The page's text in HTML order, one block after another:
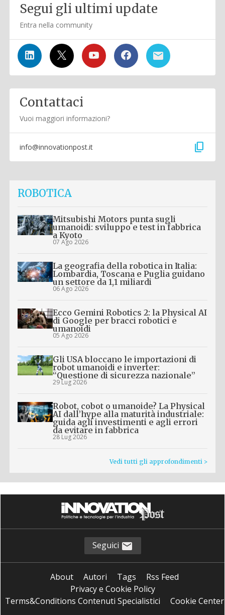
Segui gli ultimi update
Entra nella community
Contattaci
Vuoi maggiori informazioni?
info@innovationpost.it content_copy
ROBOTICA
Mitsubishi Motors punta sugli
umanoidi: sviluppo e test in fabbrica
a Kyoto
07 Ago 2026
La geografia della robotica in Italia:
Lombardia, Toscana e Puglia guidano
un settore da 1,1 miliardi
06 Ago 2026
Ecco Gemini Robotics 2: la Physical AI
di Google per bracci robotici e
umanoidi
05 Ago 2026
Gli USA bloccano le importazioni di
robot umanoidi e inverter:
“Questione di sicurezza nazionale”
29 Lug 2026
Robot, cobot o umanoide? La Physical
AI dall’hype alla maturità industriale:
guida agli investimenti e agli errori
da evitare in fabbrica
28 Lug 2026
Vedi tutti gli approfondimenti >
Seguici
About Autori Tags
Rss Feed
Privacy e Cookie Policy
Terms&Conditions Contenuti Specialistici
Cookie Center